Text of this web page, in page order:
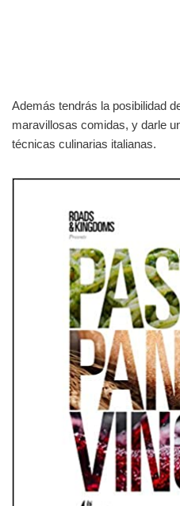
Además tendrás la posibilidad
maravillosas comidas, y darle
técnicas culinarias italianas.